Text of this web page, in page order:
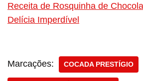
Receita de Rosquinha de
Delícia Imperdível
Marcações: COCADA PRESTÍGIO